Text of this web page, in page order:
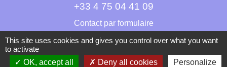
+33 4 75 04 41 09
Contact par formulaire
This site uses cookies and gives you control over what you want
to activate
OK, accept all
Deny all cookies Personalize